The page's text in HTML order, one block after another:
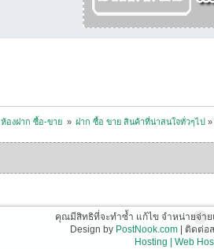
ห้องฝาก ซื้อ-ขาย » ฝาก ซื้อ ขาย สินค้าที่น่าสนใจทั่วๆไป »
คุณมีสิทธิที่จะทำซ้ำ แก้ไข จำหน่ายจ่า
Design by PostNook.com| ติดต่อส
Hosting | Web